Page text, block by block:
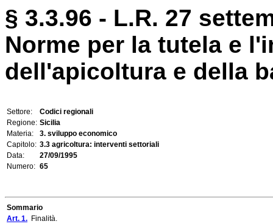
§ 3.3.96 - L.R. 27
Norme per la tutela e
dell'apicoltura e della
Settore:
Codici regionali
Regione: Sicilia
Materia:
3. sviluppo economico
Capitolo: 3.3 agricoltura: interventi settoriali
Data:
27/09/1995
Numero: 65
Sommario
Art. 1. Finalità.